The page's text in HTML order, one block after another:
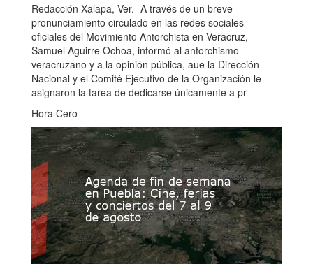
Redacción Xalapa, Ver.- A través de un breve
pronunciamiento circulado en las redes sociales
oficiales del Movimiento Antorchista en Veracruz,
Samuel Aguirre Ochoa, informó al antorchismo
veracruzano y a la opinión pública, aue la Dirección
Nacional y el Comité Ejecutivo de la Organización le
asignaron la tarea de dedicarse únicamente a pr
Hora Cero